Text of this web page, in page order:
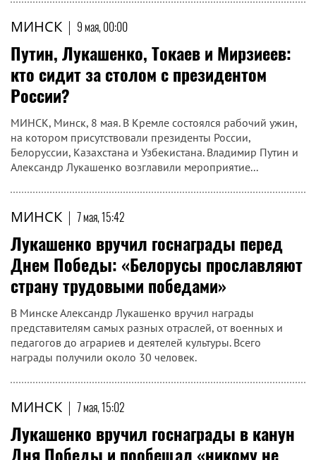
МИНСК | 9 мая, 00:00
Путин, Лукашенко, Токаев и Мирзиеев:
кто сидит за столом с президентом
России?
МИНСК, Минск, 8 мая. В Кремле состоялся рабочий ужин,
на котором присутствовали президенты России,
Белоруссии, Казахстана и Узбекистана. Владимир Путин и
Александр Лукашенко возглавили мероприятие...
МИНСК | 7 мая, 15:42
Лукашенко вручил госнаграды перед
Днем Победы: «Белорусы прославляют
страну трудовыми победами»
В Минске Александр Лукашенко вручил награды
представителям самых разных отраслей, от военных и
педагогов до аграриев и деятелей культуры. Всего
награды получили около 30 человек.
МИНСК | 7 мая, 15:02
Лукашенко вручил госнаграды в канун
Дня Победы и пообещал «никому не